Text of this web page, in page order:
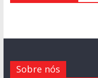
Sobre nós